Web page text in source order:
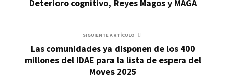
Deterioro cognitivo, Reyes Magos y MAGA
SIGUIENTE ARTÍCULO
Las comunidades ya disponen de los 400
millones del IDAE para la lista de espera del
Moves 2025